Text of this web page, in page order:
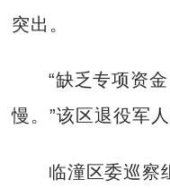
突出。
“缺乏专项资
慢。”该区退役军
临潼区委巡察